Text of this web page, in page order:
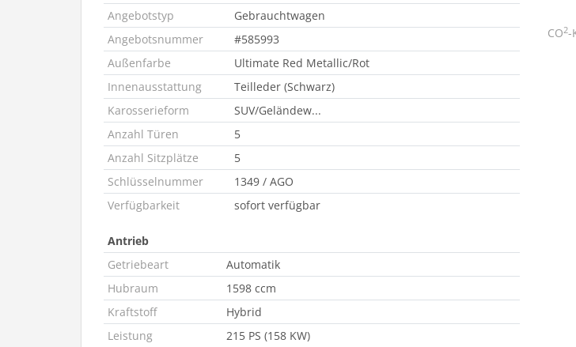
Angebotstyp
Gebrauchtwagen
Angebotsnummer
#585993
Außenfarbe
Ultimate Red Metallic/Rot
Innenausstattung
Teilleder (Schwarz)
Karosserieform
SUV/Geländew...
Anzahl Türen
5
Anzahl Sitzplätze
5
Schlüsselnummer
1349 / AGO
Verfügbarkeit
sofort verfügbar
Antrieb
Getriebeart
Automatik
Hubraum
1598 ccm
Kraftstoff
Hybrid
Leistung
215 PS (158 KW)
CO2-